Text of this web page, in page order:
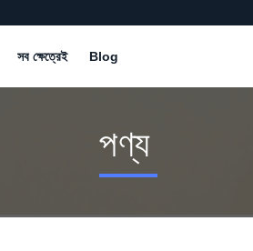
সব ক্ষেত্রেই Blog
পণ্য